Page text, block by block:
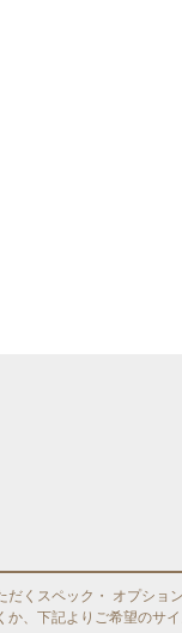
くスペック・ オプショ
、下記よりご希望のサイ